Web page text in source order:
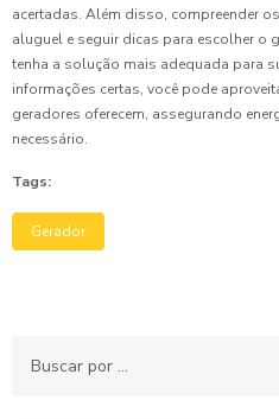
acertadas. Além disso, compreender
aluguel e seguir dicas para escolher o
tenha a solução mais adequada para
informações certas, você pode
geradores oferecem, assegurando
necessário.
Tags:
Gerador